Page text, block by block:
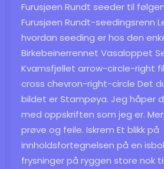
Furusjøen Rundt seeder til
Furusjøen Rundt-seedingsrenn
hvordan seeding er hos den
Birkebeinerrennet Vasaloppet
Kvamsfjellet arrow-circle-right
cross chevron-right-circle Det
bildet er Stampøya. Jeg håper
med oppskriften som jeg er.
prøve og feile. Iskrem Et blikk på
innholdsfortegnelsen på en
frysninger på ryggen store nok